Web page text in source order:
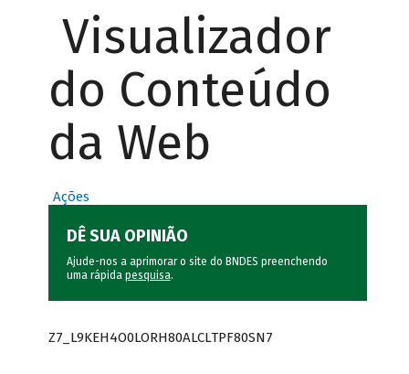
Visualizador
do Conteúdo
da Web
Ações
DÊ SUA OPINIÃO
Ajude-nos a aprimorar o site do BNDES preenchendo
uma rápida pesquisa.
Z7_L9KEH4O0LORH80ALCLTPF80SN7